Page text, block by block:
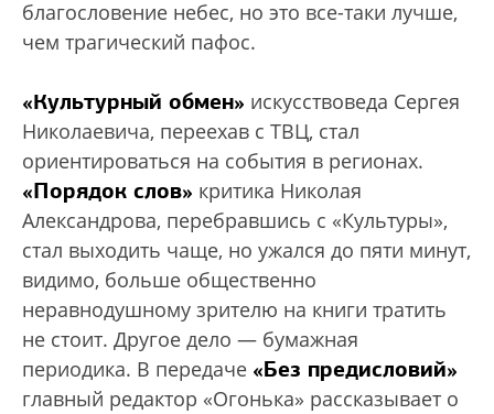
благословение небес, но это все-таки лучше,
чем трагический пафос.
«Культурный обмен» искусствоведа Сергея
Николаевича, переехав с ТВЦ, стал
ориентироваться на события в регионах.
«Порядок слов» критика Николая
Александрова, перебравшись с «Культуры»,
стал выходить чаще, но ужался до пяти минут,
видимо, больше общественно
неравнодушному зрителю на книги тратить
не стоит. Другое дело — бумажная
периодика. В передаче «Без предисловий»
главный редактор «Огонька» рассказывает о